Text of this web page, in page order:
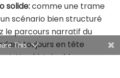
solide:comme une trame
scénario bien structuré
le parcours narratif du
toujours en tête
Une histoire bien
This